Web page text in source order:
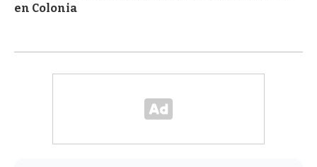
en Colonia